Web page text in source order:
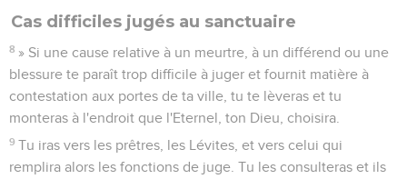
Cas difficiles jugés au sanctuaire
8 » Si une cause relative à un meurtre, à un différend ou une
blessure te paraît trop difficile à juger et fournit matière à
contestation aux portes de ta ville, tu te lèveras et tu
monteras à l'endroit que l'Eternel, ton Dieu, choisira.
9 Tu iras vers les prêtres, les Lévites, et vers celui qui
remplira alors les fonctions de juge. Tu les consulteras et ils